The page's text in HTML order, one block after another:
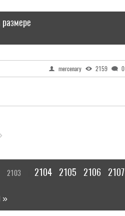
размере
mercenary 2159 0
2103 2104 2105 2106 2107
»